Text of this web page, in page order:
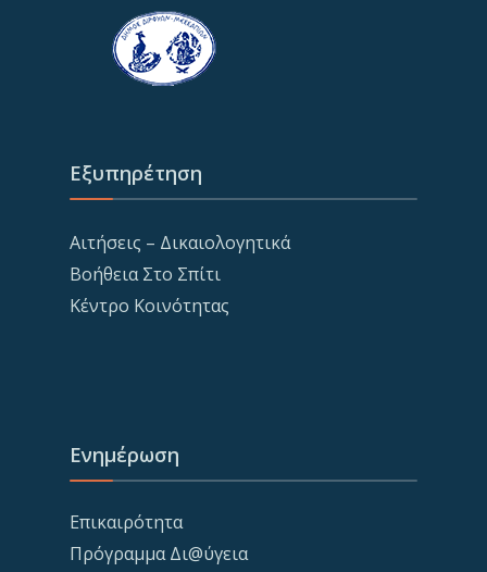
Εξυπηρέτηση
Αιτήσεις – Δικαιολογητικά
Βοήθεια Στο Σπίτι
Κέντρο Κοινότητας
Ενημέρωση
Επικαιρότητα
Πρόγραμμα Δι@ύγεια